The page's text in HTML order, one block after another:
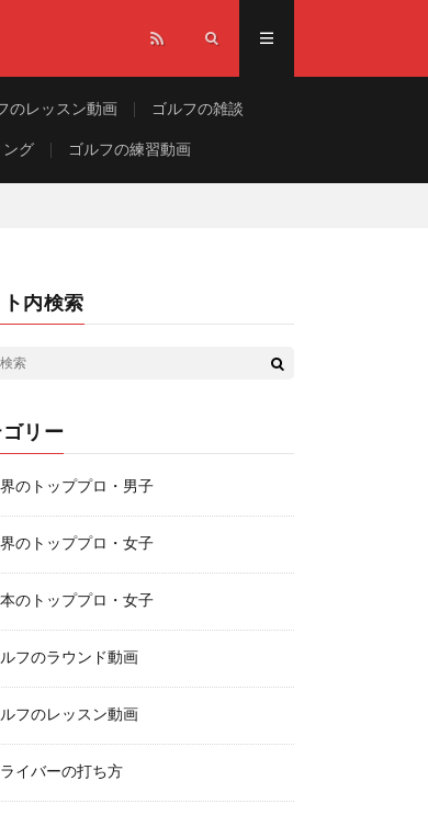
のレッスン動画 ゴルフの雑談
グ ゴルフの練習動画
内検索
ゴリー
のトッププロ・男子
のトッププロ・女子
本のトッププロ・女子
フのラウンド動画
フのレッスン動画
ライバーの打ち方